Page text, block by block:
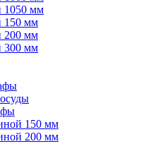
1050 мм
150 мм
200 мм
300 мм
150 мм
200 мм